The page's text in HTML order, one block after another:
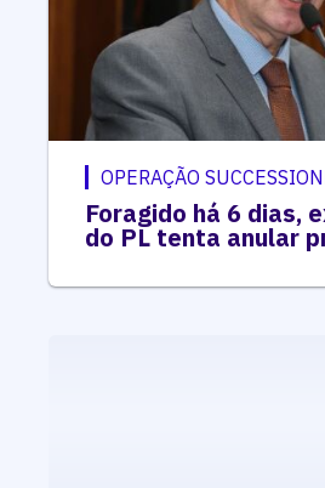
OPERAÇÃO
Foragido há 6 dias,
do PL tenta anular